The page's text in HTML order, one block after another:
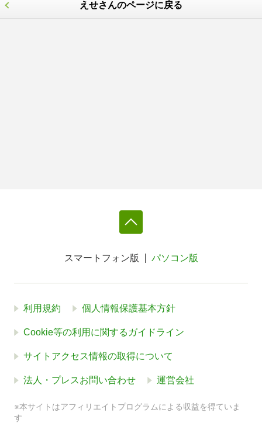
えせさんのページに戻る
スマートフォン版 パソコン版
利用規約 個人情報保護基本方針
Cookie等の利用に関するガイドライン
サイトアクセス情報の取得について
法人・プレスお問い合わせ 運営会社
※本サイトはアフィリエイトプログラムによる収益を得ていま
す